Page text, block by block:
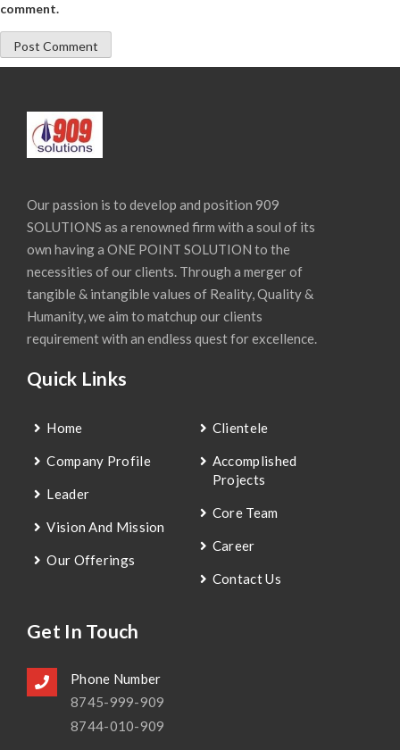
comment.
Our passion is to develop and position 909
SOLUTIONS as a renowned firm with a soul of its
own having a ONE POINT SOLUTION to the
necessities of our clients. Through a merger of
tangible & intangible values of Reality, Quality &
Humanity, we aim to matchup our clients
requirement with an endless quest for excellence.
Quick Links
Home
Company Profile
Leader
Vision And Mission
Our Offerings
Clientele
Accomplished
Projects
Core Team
Career
Contact Us
Get In Touch
Phone Number
8745-999-909
8744-010-909